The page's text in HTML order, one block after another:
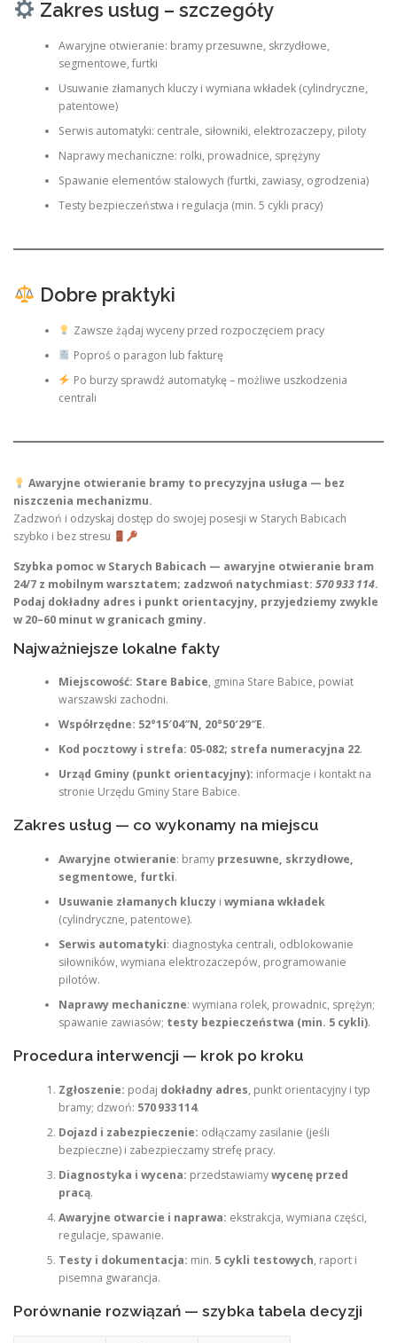
Zakres usług – szczegóły
Awaryjne otwieranie: bramy przesuwne, skrzydłowe,
segmentowe, furtki
Usuwanie złamanych kluczy i wymiana wkładek (cylindryczne,
patentowe)
Serwis automatyki: centrale, siłowniki, elektrozaczepy, piloty
Naprawy mechaniczne: rolki, prowadnice, sprężyny
Spawanie elementów stalowych (furtki, zawiasy, ogrodzenia)
Testy bezpieczeństwa i regulacja (min. 5 cykli pracy)
Dobre praktyki
Zawsze żądaj wyceny przed rozpoczęciem pracy
Poproś o paragon lub fakturę
Po burzy sprawdź automatykę – możliwe uszkodzenia
centrali
Awaryjne otwieranie bramy to precyzyjna usługa — bez
niszczenia mechanizmu.
Zadzwoń i odzyskaj dostęp do swojej posesji w Starych Babicach
szybko i bez stresu
Szybka pomoc w Starych Babicach — awaryjne otwieranie bram
24/7 z mobilnym warsztatem; zadzwoń natychmiast: 570 933 114.
Podaj dokładny adres i punkt orientacyjny, przyjedziemy zwykle
w 20–60 minut w granicach gminy.
Najważniejsze lokalne fakty
Miejscowość: Stare Babice, gmina Stare Babice, powiat
warszawski zachodni.
Współrzędne: 52°15′04″N, 20°50′29″E.
Kod pocztowy i strefa: 05‑082; strefa numeracyjna 22.
Urząd Gminy (punkt orientacyjny): informacje i kontakt na
stronie Urzędu Gminy Stare Babice.
Zakres usług — co wykonamy na miejscu
Awaryjne otwieranie: bramy przesuwne, skrzydłowe,
segmentowe, furtki.
Usuwanie złamanych kluczyi wymiana wkładek
(cylindryczne, patentowe).
Serwis automatyki: diagnostyka centrali, odblokowanie
siłowników, wymiana elektrozaczepów, programowanie
pilotów.
Naprawy mechaniczne: wymiana rolek, prowadnic, sprężyn;
spawanie zawiasów; testy bezpieczeństwa (min. 5 cykli).
Procedura interwencji — krok po kroku
Zgłoszenie: podaj dokładny adres, punkt orientacyjny i typ
bramy; dzwoń: 570 933 114.
Dojazd i zabezpieczenie: odłączamy zasilanie (jeśli
bezpieczne) i zabezpieczamy strefę pracy.
Diagnostyka i wycena: przedstawiamywycenę przed
pracą.
Awaryjne otwarcie i naprawa: ekstrakcja, wymiana części,
regulacje, spawanie.
Testy i dokumentacja: min. 5 cykli testowych, raport i
pisemna gwarancja.
Porównanie rozwiązań — szybka tabela decyzji